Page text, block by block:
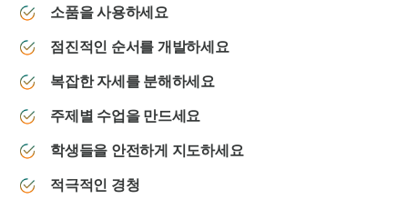
소품을 사용하세요
점진적인 순서를 개발하세요
복잡한 자세를 분해하세요
주제별 수업을 만드세요
학생들을 안전하게 지도하세요
적극적인 경청